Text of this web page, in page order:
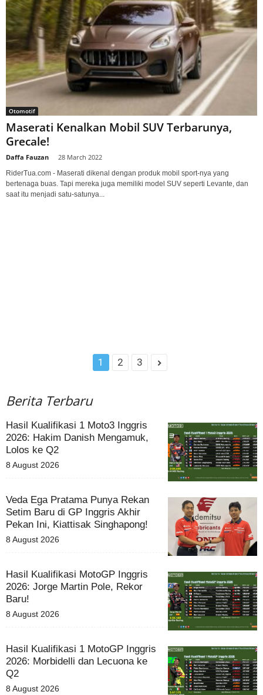
Otomotif
Maserati Kenalkan Mobil SUV Terbarunya,
Grecale!
Daffa Fauzan 28 March 2022
RiderTua.com - Maserati dikenal dengan produk mobil sport-nya yang
bertenaga buas. Tapi mereka juga memiliki model SUV seperti Levante, dan
saat itu menjadi satu-satunya...
1 2 3
Berita Terbaru
Hasil Kualifikasi 1 Moto3 Inggris
2026: Hakim Danish Mengamuk,
Lolos ke Q2
8 August 2026
Veda Ega Pratama Punya Rekan
Setim Baru di GP Inggris Akhir
Pekan Ini, Kiattisak Singhapong!
8 August 2026
Hasil Kualifikasi MotoGP Inggris
2026: Jorge Martin Pole, Rekor
Baru!
8 August 2026
Hasil Kualifikasi 1 MotoGP Inggris
2026: Morbidelli dan Lecuona ke
Q2
8 August 2026